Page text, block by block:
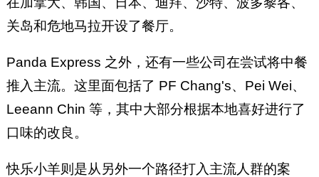
关岛和危地马拉开设了餐厅。
Panda Express 之外，还有一些公司在尝试将中餐
推入主流。这里面包括了 PF Chang's、Pei Wei、
Leeann Chin 等，其中大部分根据本地喜好进行了
口味的改良。
快乐小羊则是从另外一个路径打入主流人群的案